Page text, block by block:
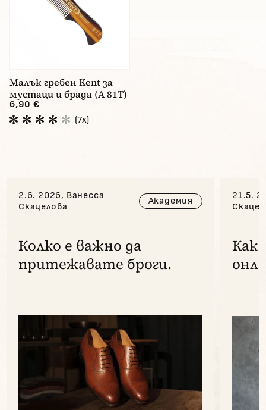
Малък гребен Kent за
мустаци и брада (A 81T)
6,90 €
(7x)
2.6. 2026, Ванесса
Скацелова
Академия
Колко е важно да
притежавате броги.
21.5.
Как